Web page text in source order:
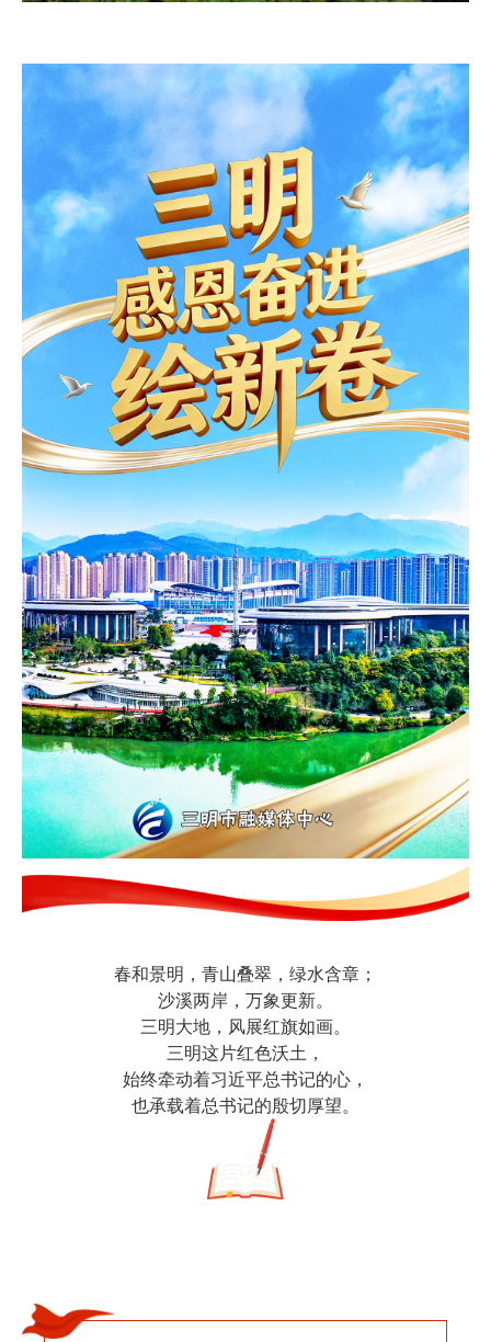
春和景明，青山叠翠，绿水含章；
沙溪两岸，万象更新。
三明大地，风展红旗如画。
三明这片红色沃土，
始终牵动着习近平总书记的心，
也承载着总书记的殷切厚望。